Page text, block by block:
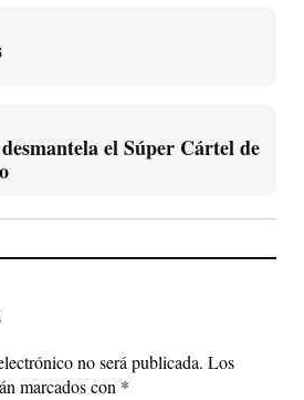
el Súper Cártel de
no será publicada. Los
marcados con *